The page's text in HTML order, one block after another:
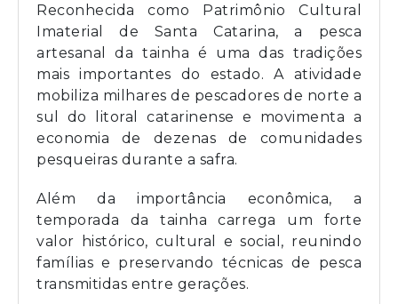
Reconhecida como Patrimônio Cultural
Imaterial de Santa Catarina, a pesca
artesanal da tainha é uma das tradições
mais importantes do estado. A atividade
mobiliza milhares de pescadores de norte a
sul do litoral catarinense e movimenta a
economia de dezenas de comunidades
pesqueiras durante a safra.
Além da importância econômica, a
temporada da tainha carrega um forte
valor histórico, cultural e social, reunindo
famílias e preservando técnicas de pesca
transmitidas entre gerações.